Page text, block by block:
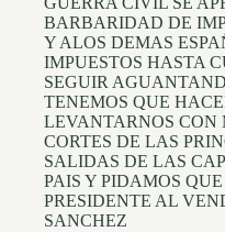
BARBARIDAD DE
Y ALOS DEMAS
IMPUESTOS HASTA
SEGUIR
TENEMOS QUE
LEVANTARNOS CON
CORTES DE LAS
SALIDAS DE LAS
PAIS Y PIDAMOS
PRESIDENTE AL
SANCHEZ